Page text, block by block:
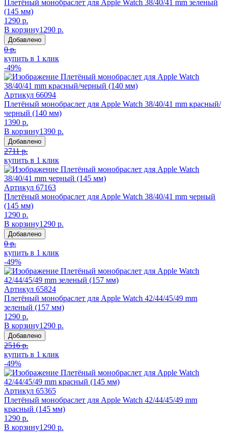
Плетёный монобраслет для Apple Watch 38/40/41 mm зеленый
(145 мм)
1290 р.
В корзину1290 р.
Добавлено
0 р.
купить в 1 клик
-49%
Артикул 66094
Плетёный монобраслет для Apple Watch 38/40/41 mm красный/
черный (140 мм)
1390 р.
В корзину1390 р.
Добавлено
2711 р.
купить в 1 клик
Артикул 67163
Плетёный монобраслет для Apple Watch 38/40/41 mm черный
(145 мм)
1290 р.
В корзину1290 р.
Добавлено
0 р.
купить в 1 клик
-49%
Артикул 65824
Плетёный монобраслет для Apple Watch 42/44/45/49 mm
зеленый (157 мм)
1290 р.
В корзину1290 р.
Добавлено
2516 р.
купить в 1 клик
-49%
Артикул 65365
Плетёный монобраслет для Apple Watch 42/44/45/49 mm
красный (145 мм)
1290 р.
В корзину1290 р.